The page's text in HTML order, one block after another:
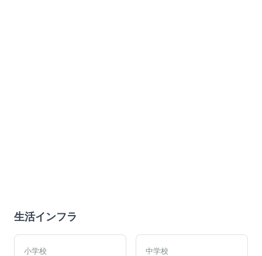
生活インフラ
小学校 中学校